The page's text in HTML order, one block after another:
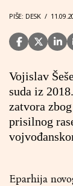
PIŠE: DESK /
Vojislav
suda iz
zatvora
prisilnog
Eparhija